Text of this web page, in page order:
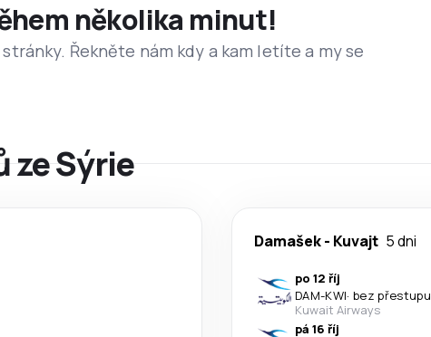
několika minut!
Řekněte nám kdy a kam letíte a my se
ze Sýrie
Damašek- Kuvajt 5 dni
po 12 říj
DAM-KWI· bez přestupu
Kuwait Airways
pá 16 říj